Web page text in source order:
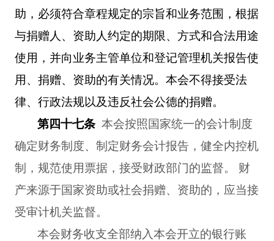
助，必须符合章程规定的宗旨和业务范围，根据
与捐赠人、资助人约定的期限、方式和合法用途
使用，并向业务主管单位和登记管理机关报告使
用、捐赠、资助的有关情况。本会不得接受法
律、行政法规以及违反社会公德的捐赠。
第四十七条 本会按照国家统一的会计制度
确定财务制度、制定财务会计报告，健全内控机
制，规范使用票据，接受财政部门的监督。 财
产来源于国家资助或社会捐赠、资助的，应当接
受审计机关监督。
本会财务收支全部纳入本会开立的银行账